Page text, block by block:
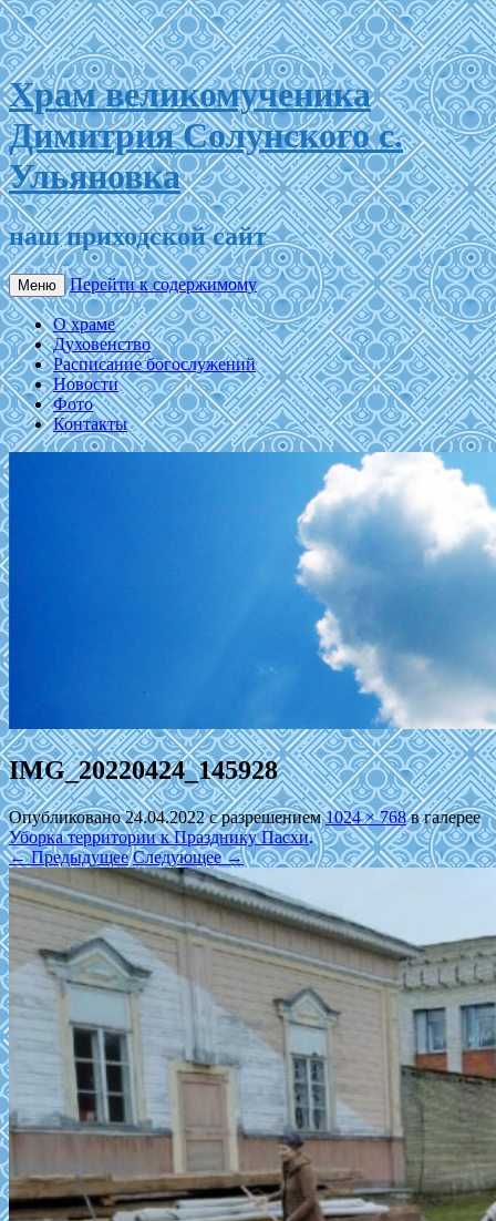
Храм великомученика
Димитрия Солунского с.
Ульяновка
наш приходской сайт
Меню Перейти к содержимому
О храме
Духовенство
Расписание богослужений
Новости
Фото
Контакты
IMG_20220424_145928
Опубликовано24.04.2022с разрешением1024 × 768в галерее
Уборка территории к Празднику Пасхи.
← Предыдущее Следующее →